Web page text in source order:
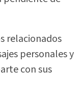
relacionados
personales y
con sus